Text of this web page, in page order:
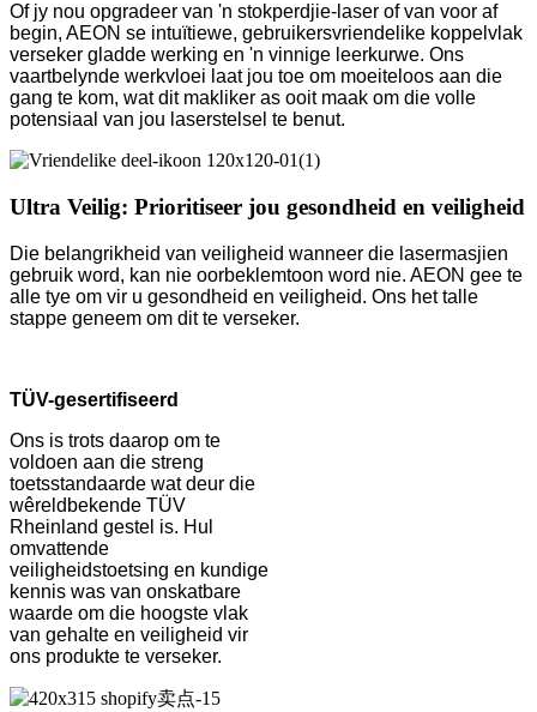
Of jy nou opgradeer van 'n stokperdjie-laser of van voor af
begin, AEON se intuïtiewe, gebruikersvriendelike koppelvlak
verseker gladde werking en 'n vinnige leerkurwe. Ons
vaartbelynde werkvloei laat jou toe om moeiteloos aan die
gang te kom, wat dit makliker as ooit maak om die volle
potensiaal van jou laserstelsel te benut.
Ultra Veilig: Prioritiseer jou gesondheid en veiligheid
Die belangrikheid van veiligheid wanneer die lasermasjien
gebruik word, kan nie oorbeklemtoon word nie. AEON gee te
alle tye om vir u gesondheid en veiligheid. Ons het talle
stappe geneem om dit te verseker.
TÜV-gesertifiseerd
Ons is trots daarop om te
voldoen aan die streng
toetsstandaarde wat deur die
wêreldbekende TÜV
Rheinland gestel is. Hul
omvattende
veiligheidstoetsing en kundige
kennis was van onskatbare
waarde om die hoogste vlak
van gehalte en veiligheid vir
ons produkte te verseker.